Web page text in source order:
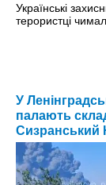
Українські
терористці
У
палають
Сизранський